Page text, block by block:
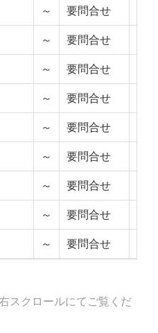
～ 要問合せ
～ 要問合せ
～ 要問合せ
～ 要問合せ
～ 要問合せ
～ 要問合せ
～ 要問合せ
～ 要問合せ
～ 要問合せ
スクロールにてご覧くだ